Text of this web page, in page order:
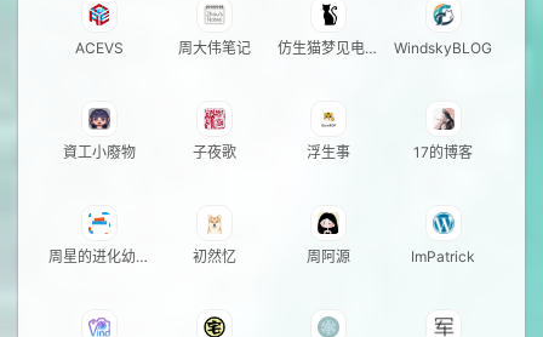
ACEVS 周大伟笔记
仿生猫梦见电子
WindskyBLOG
資工小廢物 子夜歌 浮生事 17的博客
周星的进化幼儿
初然忆 周阿源 ImPatrick